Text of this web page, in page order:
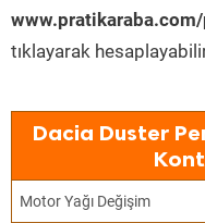
tıklayarak
Dacia Duster
Motor Yağı Değişim